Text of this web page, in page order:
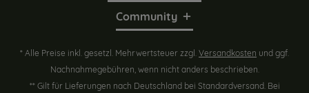
Community
* Alle Preise inkl. gesetzl. Mehrwertsteuer zzgl. Versandkosten und ggf.
Nachnahmegebühren, wenn nicht anders beschrieben.
** Gilt für Lieferungen nach Deutschland bei Standardversand. Bei